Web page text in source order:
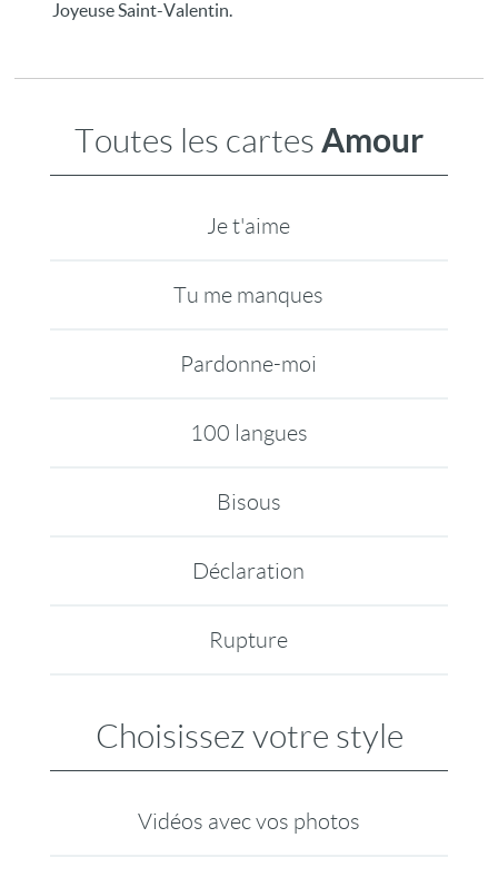
Joyeuse Saint-Valentin.
Toutes les cartes Amour
Je t'aime
Tu me manques
Pardonne-moi
100 langues
Bisous
Déclaration
Rupture
Choisissez votre style
Vidéos avec vos photos